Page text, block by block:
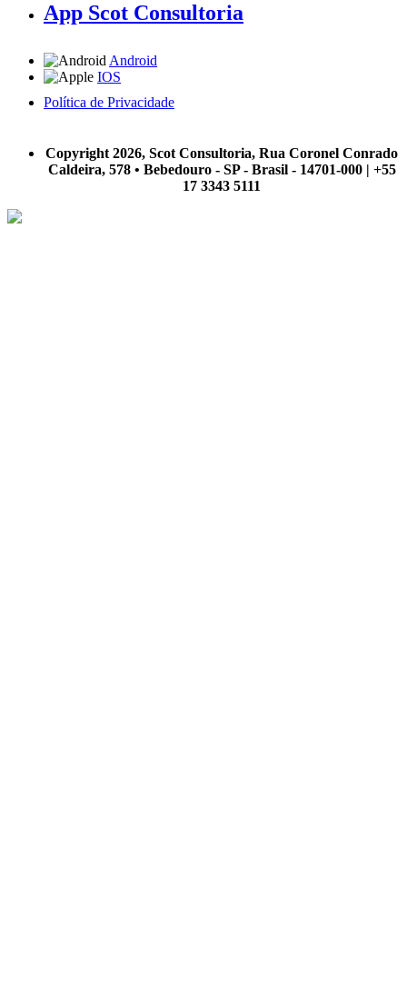
App Scot Consultoria
Android
IOS
Política de Privacidade
Copyright 2026, Scot Consultoria, Rua Coronel Conrado
Caldeira, 578 • Bebedouro - SP - Brasil - 14701-000 | +55
17 3343 5111